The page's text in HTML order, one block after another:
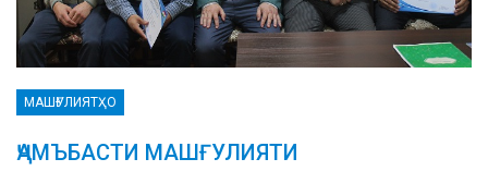
МАШҒУЛИЯТҲО
ҶАМЪБАСТИ МАШҒУЛИЯТИ